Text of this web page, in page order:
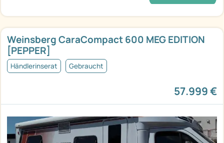
Weinsberg CaraCompact 600 MEG EDITION
[PEPPER]
Händlerinserat Gebraucht
57.999 €